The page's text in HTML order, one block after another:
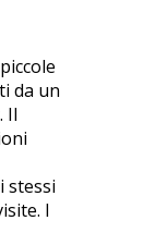
da un
Il
stessi
I